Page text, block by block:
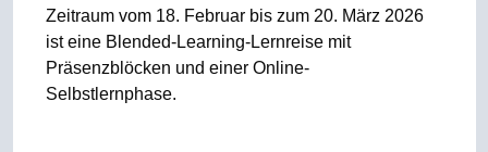
Zeitraum vom 18. Februar bis zum 20. März 2026
ist eine Blended-Learning-Lernreise mit
Präsenzblöcken und einer Online-
Selbstlernphase.